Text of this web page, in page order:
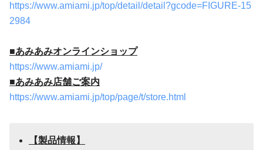
https://www.amiami.jp/top/detail/detail?gcode=FIGURE-15
2984
■あみあみオンラインショップ
https://www.amiami.jp/
■あみあみ店舗ご案内
https://www.amiami.jp/top/page/t/store.html
【製品情報】